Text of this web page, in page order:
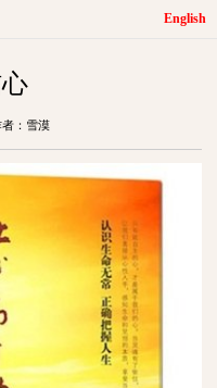
English
：雪漠